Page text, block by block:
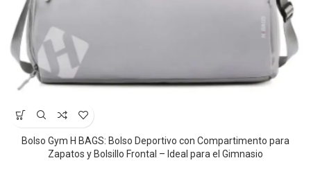
Bolso Gym H BAGS: Bolso Deportivo con Compartimento para
Zapatos y Bolsillo Frontal – Ideal para el Gimnasio